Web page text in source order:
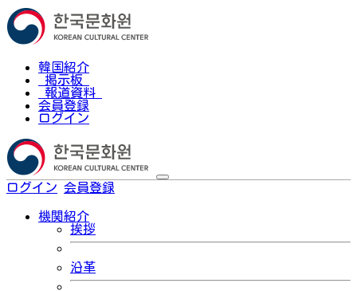
韓国紹介
掲示板
報道資料
会員登録
ログイン
ログイン 会員登録
機関紹介
挨拶
沿革